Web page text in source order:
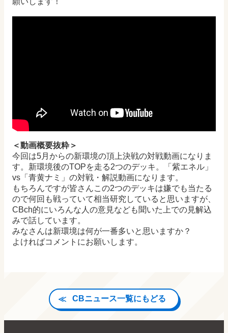
＜動画概要抜粋＞
今回は5月からの新環境の頂上決戦の対戦動画になりま
す。新環境後のTOPを走る2つのデッキ。「紫エネル」
vs「青黄ナミ」の対戦・解説動画になります。
もちろんですが皆さんこの2つのデッキは嫌でも当たる
ので何回も戦っていて相当研究していると思いますが、
CBch的にいろんな人の意見なども聞いた上での見解込
みで話しています。
みなさんは新環境は何が一番多いと思いますか？
よければコメントにお願いします。
CBニュース一覧にもどる